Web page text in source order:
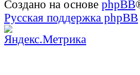
Создано на основе phpBB
Русская поддержка phpBB